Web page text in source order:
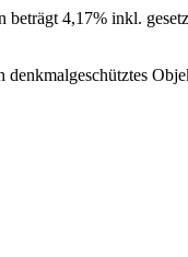
4,17% inkl.